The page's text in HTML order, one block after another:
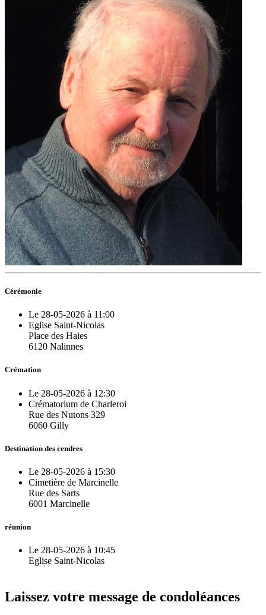
Cérémonie
Le 28-05-2026 à 11:00
Eglise Saint-Nicolas
Place des Haies
6120 Nalinnes
Crémation
Le 28-05-2026 à 12:30
Crématorium de Charleroi
Rue des Nutons 329
6060 Gilly
Destination des cendres
Le 28-05-2026 à 15:30
Cimetière de Marcinelle
Rue des Sarts
6001 Marcinelle
réunion
Le 28-05-2026 à 10:45
Eglise Saint-Nicolas
Laissez votre message de condoléances